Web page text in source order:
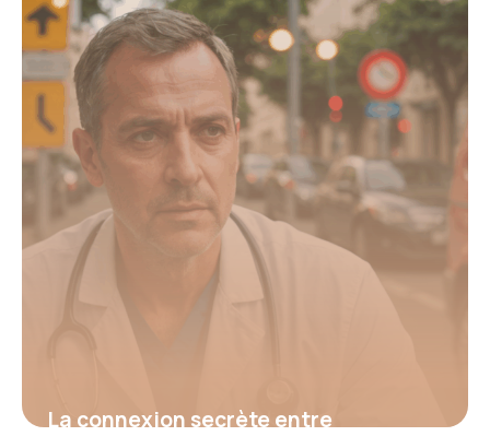
La connexion secrète entre